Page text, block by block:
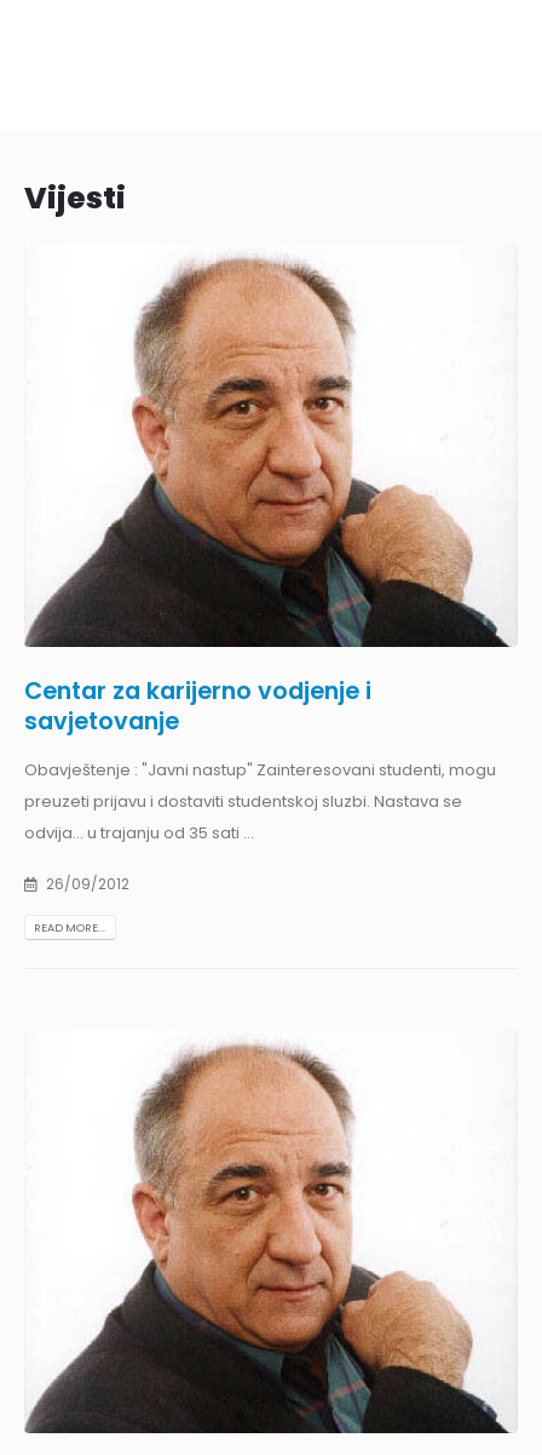
Vijesti
Centar za karijerno vodjenje i
savjetovanje
Obavještenje : "Javni nastup" Zainteresovani studenti, mogu
preuzeti prijavu i dostaviti studentskoj sluzbi. Nastava se
odvija... u trajanju od 35 sati ...
26/09/2012
READ MORE...